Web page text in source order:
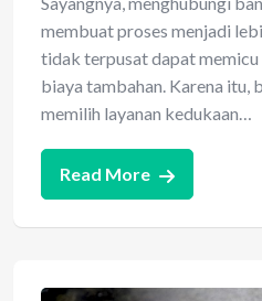
membuat proses menjadi
tidak terpusat dapat
biaya tambahan. Karena itu,
memilih layanan kedukaan…
Read More